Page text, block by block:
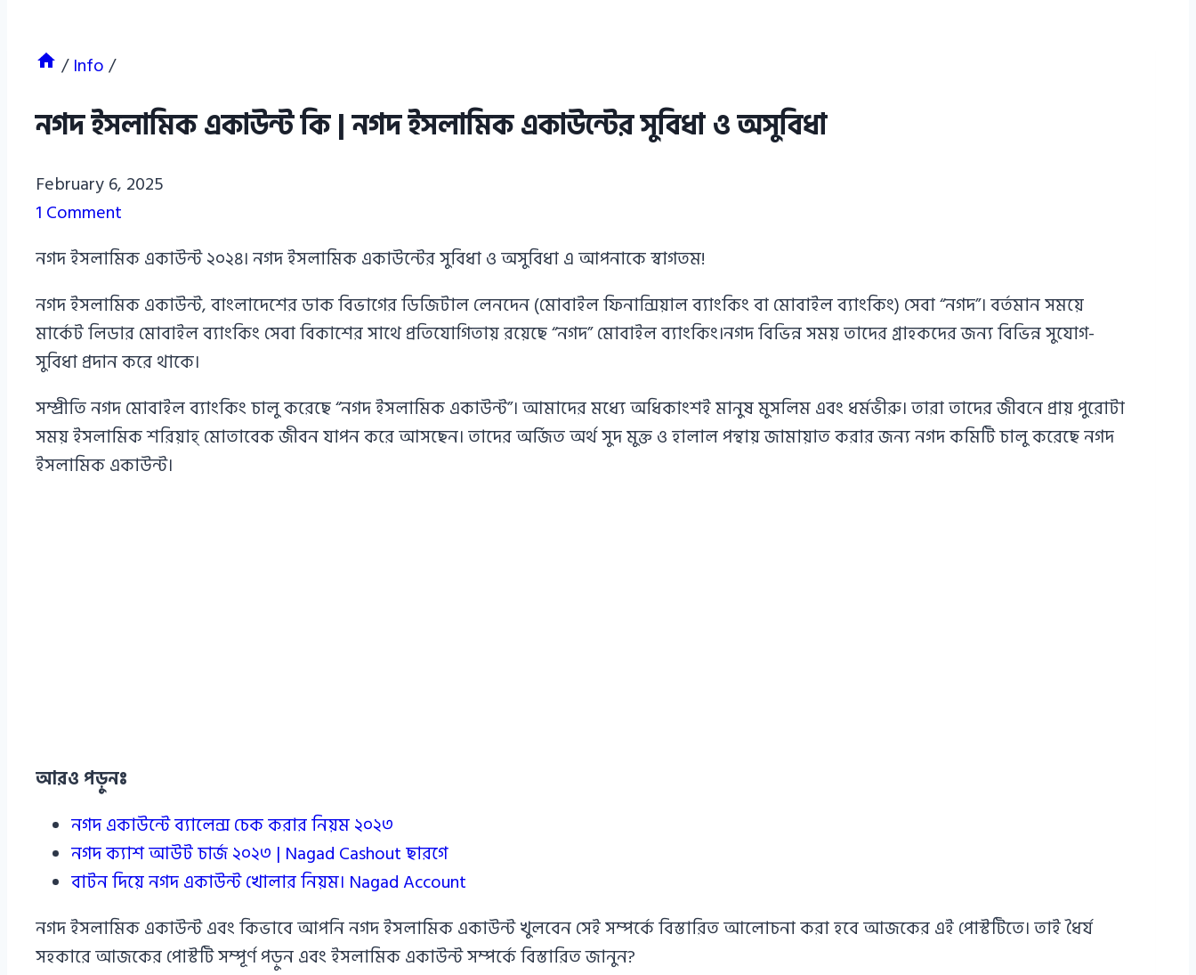
/ Info/
নগদ ইসলামিক একাউন্ট কি | নগদ ইসলামিক একাউন্টের সুবিধা ও অসুবিধা
Azizul
Haque
Haque
February 6, 2025
1 Comment
নগদ ইসলামিক একাউন্ট ২০২৪। নগদ ইসলামিক একাউন্টের সুবিধা ও অসুবিধা এ আপনাকে স্বাগতম!
নগদ ইসলামিক একাউন্ট, বাংলাদেশের ডাক বিভাগের ডিজিটাল লেনদেন (মোবাইল ফিনান্সিয়াল ব্যাংকিং বা মোবাইল ব্যাংকিং) সেবা “নগদ”। বর্তমান সময়ে
মার্কেট লিডার মোবাইল ব্যাংকিং সেবা বিকাশের সাথে প্রতিযোগিতায় রয়েছে “নগদ” মোবাইল ব্যাংকিং।নগদ বিভিন্ন সময় তাদের গ্রাহকদের জন্য বিভিন্ন সুযোগ-
সুবিধা প্রদান করে থাকে।
সম্প্রীতি নগদ মোবাইল ব্যাংকিং চালু করেছে “নগদ ইসলামিক একাউন্ট”। আমাদের মধ্যে অধিকাংশই মানুষ মুসলিম এবং ধর্মভীরু। তারা তাদের জীবনে প্রায় পুরোটা
সময় ইসলামিক শরিয়াহ্ মোতাবেক জীবন যাপন করে আসছেন। তাদের অর্জিত অর্থ সুদ মুক্ত ও হালাল পন্থায় জামায়াত করার জন্য নগদ কমিটি চালু করেছে নগদ
ইসলামিক একাউন্ট।
আরও পড়ুনঃ
নগদ একাউন্টে ব্যালেন্স চেক করার নিয়ম ২০২৩
নগদ ক্যাশ আউট চার্জ ২০২৩ | Nagad Cashout ছারগে
বাটন দিয়ে নগদ একাউন্ট খোলার নিয়ম। Nagad Account
নগদ ইসলামিক একাউন্ট এবং কিভাবে আপনি নগদ ইসলামিক একাউন্ট খুলবেন সেই সম্পর্কে বিস্তারিত আলোচনা করা হবে আজকের এই পোস্টটিতে। তাই ধৈর্য
সহকারে আজকের পোস্টটি সম্পূর্ণ পড়ুন এবং ইসলামিক একাউন্ট সম্পর্কে বিস্তারিত জানুন?